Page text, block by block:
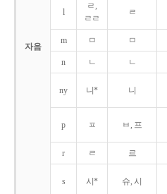
자음
l
ㄹ,
ㄹㄹ
ㄹ
m ㅁ ㅁ
n ㄴ ㄴ
ny 니* 니
p ㅍ ㅂ, 프
r ㄹ 르
s 시* 슈, 시